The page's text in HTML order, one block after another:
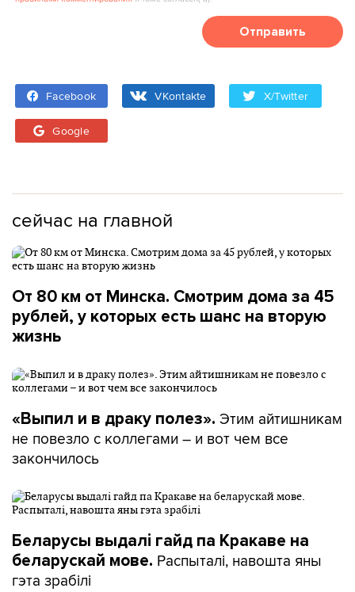
Отправить
Facebook VKontakte X/Twitter
Google
сейчас на главной
От 80 км от Минска. Смотрим дома за 45
рублей, у которых есть шанс на вторую
жизнь
«Выпил и в драку полез». Этим айтишникам
не повезло с коллегами – и вот чем все
закончилось
Беларусы выдалі гайд па Кракаве на
беларускай мове. Распыталі, навошта яны
гэта зрабілі